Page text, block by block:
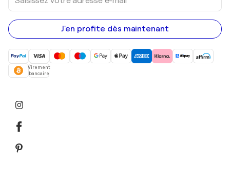
votre
adresse
e-
mail
J'en profite dès maintenant
Virement
bancaire